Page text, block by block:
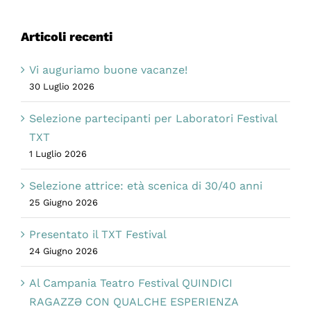
Articoli recenti
Vi auguriamo buone vacanze!
30 Luglio 2026
Selezione partecipanti per Laboratori Festival
TXT
1 Luglio 2026
Selezione attrice: età scenica di 30/40 anni
25 Giugno 2026
Presentato il TXT Festival
24 Giugno 2026
Al Campania Teatro Festival QUINDICI
RAGAZZƏ CON QUALCHE ESPERIENZA